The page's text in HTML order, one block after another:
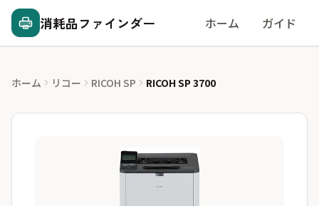
消耗品ファインダー ホーム ガイド
ホーム リコー RICOH SP RICOH SP 3700